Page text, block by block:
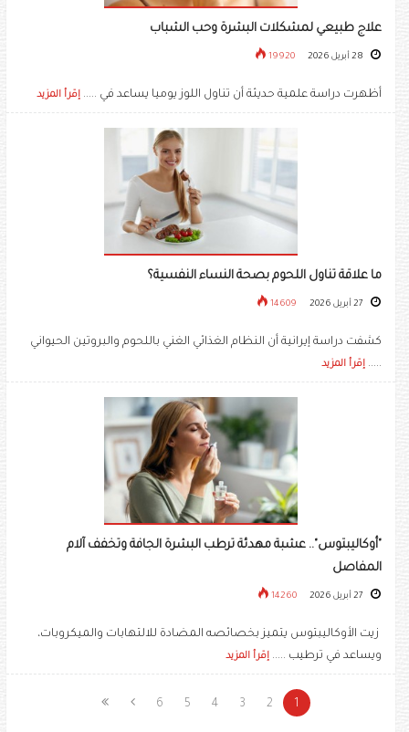
علاج طبيعي لمشكلات البشرة وحب الشباب
19920
أظهرت دراسة علمية حديثة أن تناول اللوز يوميا يساعد في ..... إقرأ المزيد
ما علاقة تناول اللحوم بصحة النساء النفسية؟
14609
كشفت دراسة إيرانية أن النظام الغذائي الغني باللحوم والبروتين الحيواني
..... إقرأ المزيد
"أوكاليبتوس".. عشبة مهدئة ترطب البشرة الجافة وتخفف آلام
المفاصل
14260
زيت الأوكاليبتوس يتميز بخصائصه المضادة للالتهابات والميكروبات،
ويساعد في ترطيب ..... إقرأ المزيد
1
2
3
4
5
6